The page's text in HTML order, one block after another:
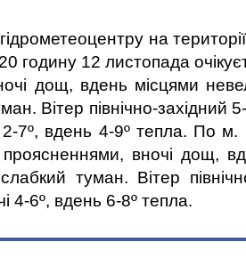
на
годину 12 листопада
дощ, вдень місцями
Вітер північно-
7º, вдень 4-9º тепла. По м.
вночі дощ,
туман. Вітер
4-6º, вдень 6-8º тепла.